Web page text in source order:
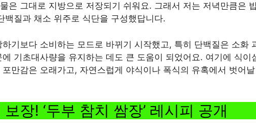
은 그대로 지방으로 저장되기 쉬워요. 그래서 저는 저녁만큼은
백질과 채소 위주로 식단을 구성했답니다.
기보다 소비하는 모드로 바뀌기 시작했고, 특히 단백질은 소화
기초대사량을 유지하는 데도 큰 도움이 되었어요. 여기에 식이
만감은 오래가고, 자연스럽게 야식이나 폭식의 유혹에서 벗어
장! ‘두부 참치 쌈장’ 레시피 공개